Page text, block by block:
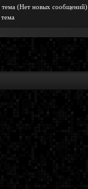
тема (Нет новых сообщений)